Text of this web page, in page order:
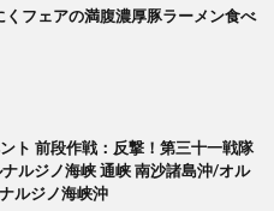
くフェアの満腹濃厚豚ラーメン食べ
ト 前段作戦：反撃！第三十一戦隊
ルジノ海峡 通峡 南沙諸島沖/オル
ルジノ海峡沖